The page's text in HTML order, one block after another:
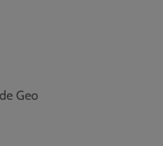
Geo